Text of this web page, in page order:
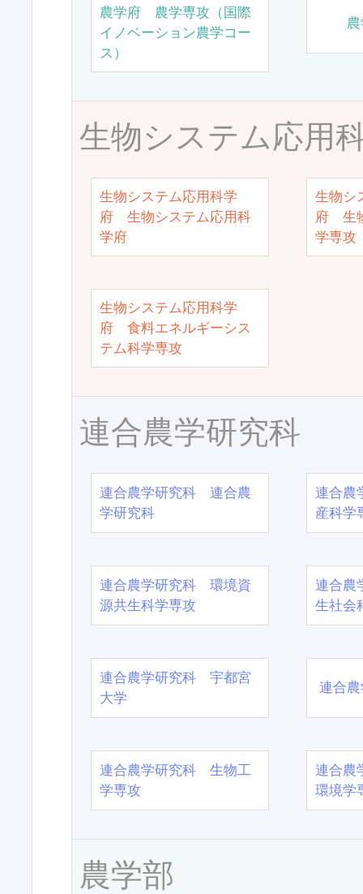
農学府 農学専攻（国際
イノベーション農学コー
ス）
生物システム応用
生物システム応用科学
府 生物システム応用科
学府
生物シ
府 生
学専攻
生物システム応用科学
府 食料エネルギーシス
テム科学専攻
連合農学研究科
連合農学研究科 連合農
学研究科
連合農
産科学
連合農学研究科 環境資
源共生科学専攻
連合農
生社会
連合農学研究科 宇都宮
大学
連合
連合農学研究科 生物工
学専攻
連合農
環境学
農学部